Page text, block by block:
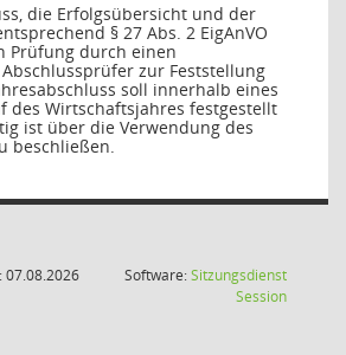
die Erfolgsübersicht und der
§ 27 Abs. 2 EigAnVO
Prüfung durch einen
zur Feststellung
soll innerhalb eines
des Wirtschaftsjahres festgestellt
ist über die Verwendung des
beschließen.
Software:Sitzungsdienst
Session(Wird in